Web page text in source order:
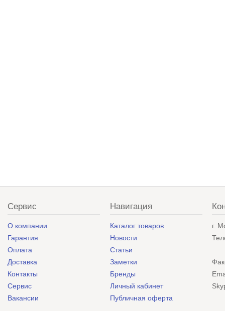
Сервис
О компании
Гарантия
Оплата
Доставка
Контакты
Сервис
Вакансии
Навигация
Каталог товаров
Новости
Статьи
Заметки
Бренды
Личный кабинет
Публичная оферта
г.